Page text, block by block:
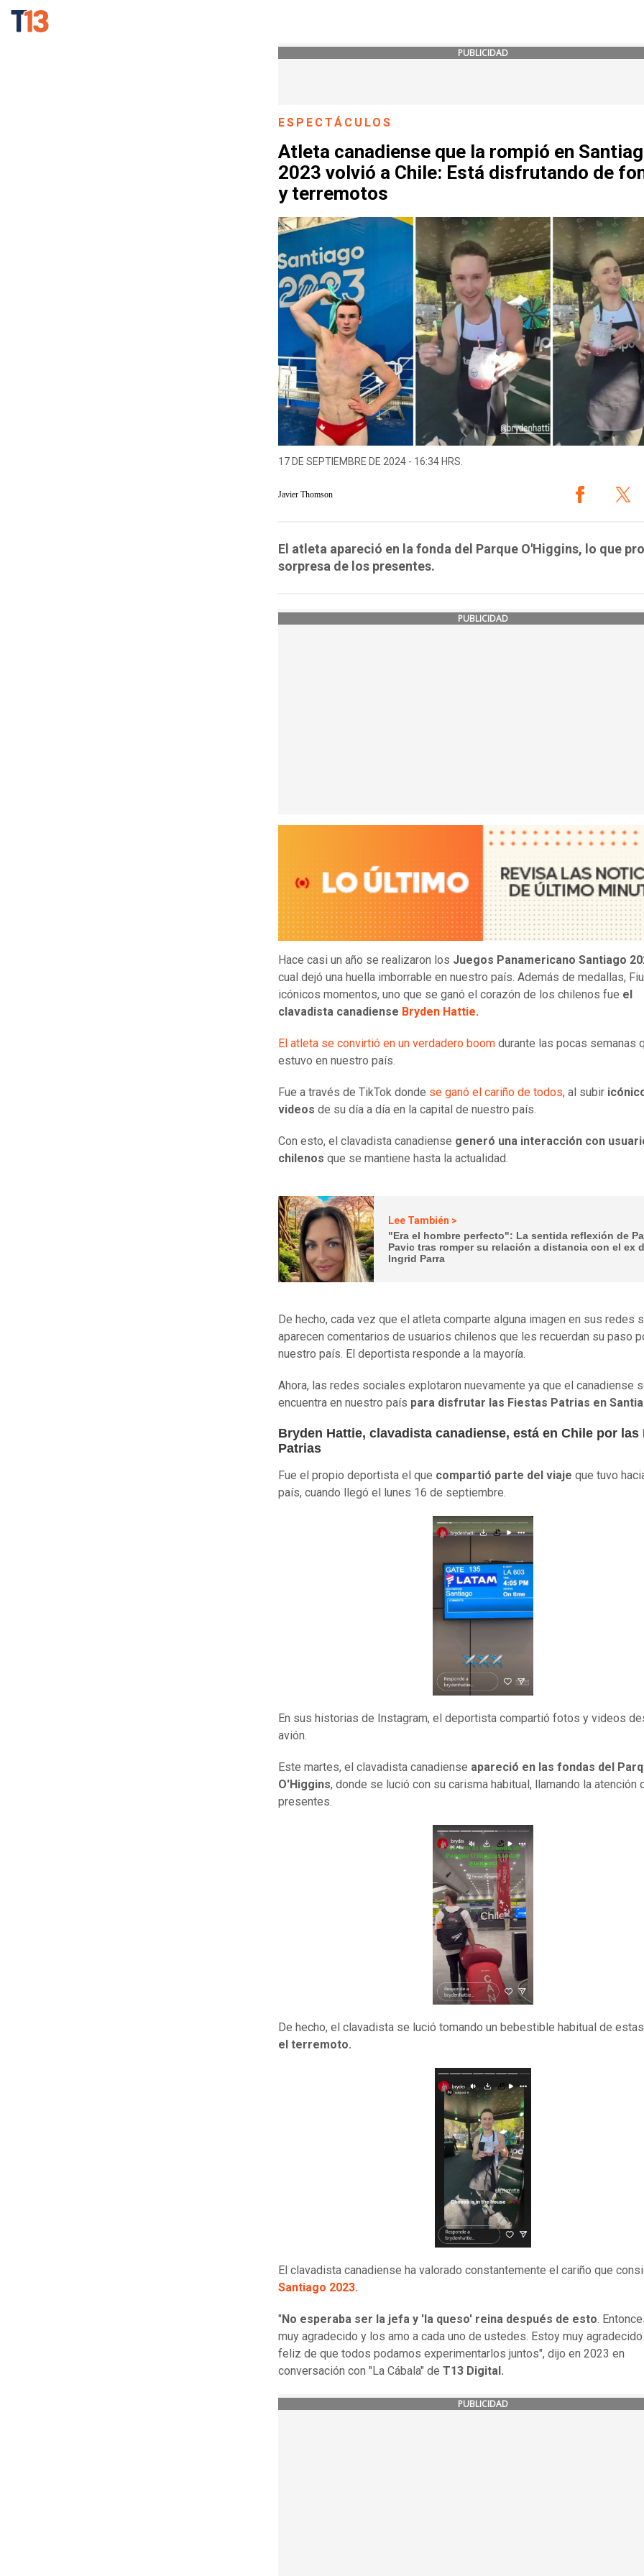
PUBLICIDAD
ESPECTÁCULOS
Atleta canadiense que la rompió en
2023 volvió a Chile: Está disfrutando de
y terremotos
17 DE SEPTIEMBRE DE 2024 - 16:34 HRS.
Javier Thomson
El atleta apareció en la fonda del Parque O'Higgins, lo que
sorpresa de los presentes.
PUBLICIDAD
Hace casi un año se realizaron los Juegos Panamericano Santiago
cual dejó una huella imborrable en nuestro país. Además de medallas,
icónicos momentos, uno que se ganó el corazón de los chilenos fue el
clavadista canadiense Bryden Hattie.
El atleta se convirtió en un verdadero boom durante las pocas semanas
estuvo en nuestro país.
Fue a través de TikTok donde se ganó el cariño de todos, al subir
videos de su día a día en la capital de nuestro país.
Con esto, el clavadista canadiense generó una interacción con
chilenos que se mantiene hasta la actualidad.
Lee También >
"Era el hombre perfecto": La sentida reflexión de
Pavic tras romper su relación a distancia con el ex
Ingrid Parra
De hecho, cada vez que el atleta comparte alguna imagen en sus redes
aparecen comentarios de usuarios chilenos que les recuerdan su paso
nuestro país. El deportista responde a la mayoría.
Ahora, las redes sociales explotaron nuevamente ya que el canadiense
encuentra en nuestro país para disfrutar las Fiestas Patrias en
Bryden Hattie, clavadista canadiense, está en Chile por las
Patrias
Fue el propio deportista el que compartió parte del viaje que tuvo
país, cuando llegó el lunes 16 de septiembre.
En sus historias de Instagram, el deportista compartió fotos y videos
avión.
Este martes, el clavadista canadiense apareció en las fondas del
O'Higgins, donde se lució con su carisma habitual, llamando la atención
presentes.
De hecho, el clavadista se lució tomando un bebestible habitual de
el terremoto.
El clavadista canadiense ha valorado constantemente el cariño que
Santiago 2023.
" No esperaba ser la jefa y 'la queso' reina después de esto.
muy agradecido y los amo a cada uno de ustedes. Estoy muy
feliz de que todos podamos experimentarlos juntos", dijo en 2023 en
conversación con "La Cábala" de T13 Digital.
PUBLICIDAD